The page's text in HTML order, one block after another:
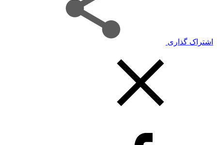
اشتراک گذاری